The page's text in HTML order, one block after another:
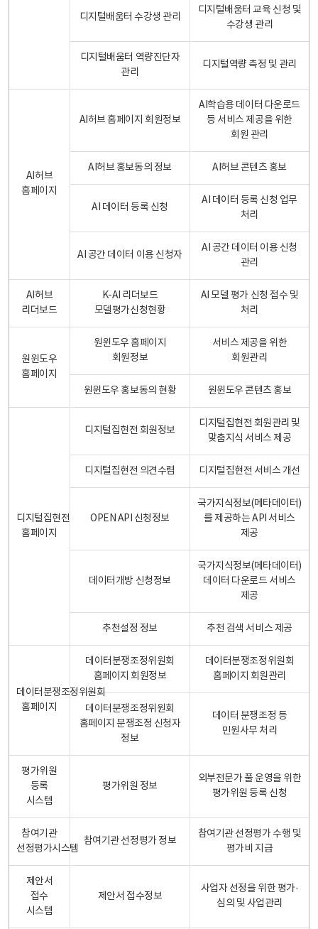
디지털배움터 수강생 관리
디지털배움터 교육 신청 및
수강생 관리
디지털배움터 역량진단자
관리
디지털역량 측정 및 관리
AI허브
홈페이지
AI허브 홈페이지 회원정보
AI학습용 데이터 다운로드
등 서비스 제공을 위한
회원 관리
AI허브 홍보동의 정보 AI허브 콘텐츠 홍보
AI 데이터 등록 신청
AI 데이터 등록 신청 업무
처리
AI 공간 데이터 이용 신청자
AI 공간 데이터 이용 신청
관리
AI허브
리더보드
K-AI 리더보드
모델평가신청현황
AI 모델 평가 신청 접수 및
처리
원윈도우
홈페이지
원윈도우 홈페이지
회원정보
서비스 제공을 위한
회원관리
원윈도우 홍보동의 현황 원윈도우 콘텐츠 홍보
디지털집현전
홈페이지
디지털집현전 회원정보
디지털집현전 회원관리 및
맞춤지식 서비스 제공
디지털집현전 의견수렴 디지털집현전 서비스 개선
OPEN API 신청정보
국가지식정보(메타데이터)
를 제공하는 API 서비스
제공
데이터개방 신청정보
국가지식정보(메타데이터)
데이터 다운로드 서비스
제공
추천설정 정보 추천 검색 서비스 제공
데이터분쟁조정위원회
홈페이지
데이터분쟁조정위원회
홈페이지 회원정보
데이터분쟁조정위원회
홈페이지 회원관리
데이터분쟁조정위원회
홈페이지 분쟁조정 신청자
정보
데이터 분쟁조정 등
민원사무 처리
평가위원
등록
시스템
평가위원 정보
외부전문가 풀 운영을 위한
평가위원 등록 신청
참여기관
선정평가시스템
참여기관 선정평가 정보
참여기관 선정평가 수행 및
평가비 지급
제안서
접수
시스템
제안서 접수정보
사업자 선정을 위한 평가·
심의 및 사업관리